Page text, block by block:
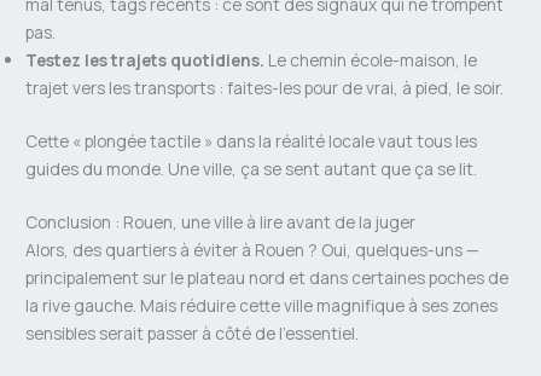
pas.
Testez les trajets quotidiens. Le chemin école-maison, le
trajet vers les transports : faites-les pour de vrai, à pied, le soir.
Cette « plongée tactile » dans la réalité locale vaut tous les
guides du monde. Une ville, ça se sent autant que ça se lit.
Conclusion : Rouen, une ville à lire avant de la juger
Alors, des quartiers à éviter à Rouen ? Oui, quelques-uns —
principalement sur le plateau nord et dans certaines poches de
la rive gauche. Mais réduire cette ville magnifique à ses zones
sensibles serait passer à côté de l’essentiel.